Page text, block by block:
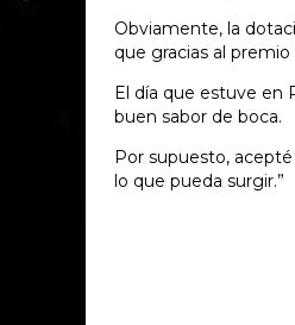
Obviamente, la
que gracias al
El día que estuve en
buen sabor de boca.
Por supuesto,
lo que pueda surgir.”